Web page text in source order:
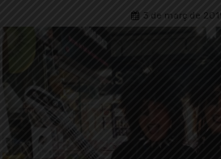
3 de març de